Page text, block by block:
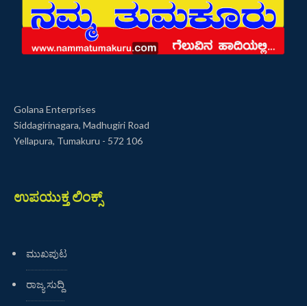
Golana Enterprises
Siddagirinagara, Madhugiri Road
Yellapura, Tumakuru - 572 106
ಉಪಯುಕ್ತ ಲಿಂಕ್ಸ್
ಮುಖಪುಟ
ರಾಜ್ಯ ಸುದ್ದಿ